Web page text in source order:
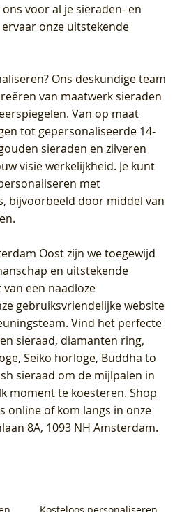
voor al je sieraden- en
onze uitstekende
? Ons deskundige team
van maatwerk sieraden
Van op maat
tot gepersonaliseerde 14-
sieraden en zilveren
visie werkelijkheid. Je kunt
met
bijvoorbeeld door middel van
Oostzijn we toegewijd
en uitstekende
van een naadloze
gebruiksvriendelijke website
Vind het perfecte
sieraad, diamanten ring,
Seiko horloge, Buddha to
sieraad om de mijlpalen in
moment te koesteren. Shop
online of kom langs in onze
8A, 1093 NH Amsterdam.